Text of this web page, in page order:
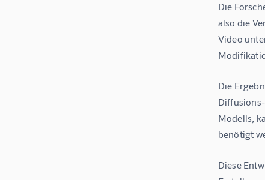
Die
also die
Video
Die
Modells,
benötigt
Diese